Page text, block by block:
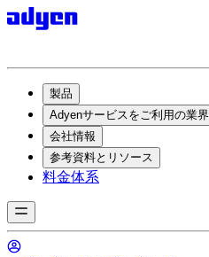
製品
Adyenサービスをご利用の業界
会社情報
参考資料とリソース
料金体系